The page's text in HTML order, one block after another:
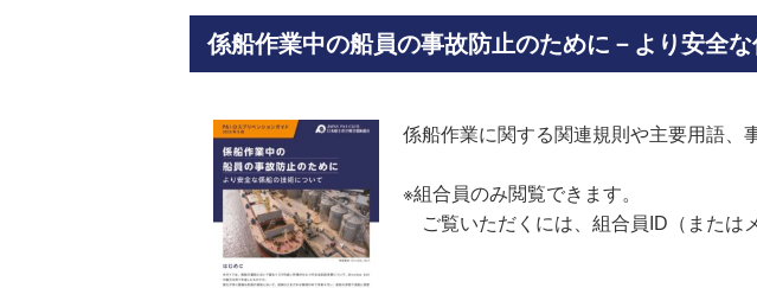
係船作業中の船員の事故防止のために－より安全
係船作業に関する関連規則や主要用語、
※組合員のみ閲覧できます。
ご覧いただくには、組合員ID（または